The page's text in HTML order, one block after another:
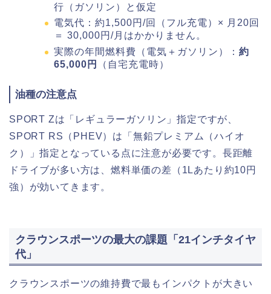
行（ガソリン）と仮定
電気代：約1,500円/回（フル充電）× 月20回
＝ 30,000円/月はかかりません。
実際の年間燃料費（電気＋ガソリン）： 約
65,000円
（自宅充電時）
油種の注意点
SPORT Zは「レギュラーガソリン」指定ですが、
SPORT RS（PHEV）は「無鉛プレミアム（ハイオ
ク）」指定となっている点に注意が必要です。長距離
ドライブが多い方は、燃料単価の差（1Lあたり約10円
強）が効いてきます。
クラウンスポーツの最大の課題「21インチタイヤ
代」
クラウンスポーツの維持費で最もインパクトが大きい